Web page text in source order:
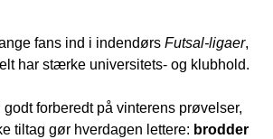
fans ind i indendørs Futsal-ligaer,
har stærke universitets- og klubhold.
forberedt på vinterens prøvelser,
tiltag gør hverdagen lettere: brodder